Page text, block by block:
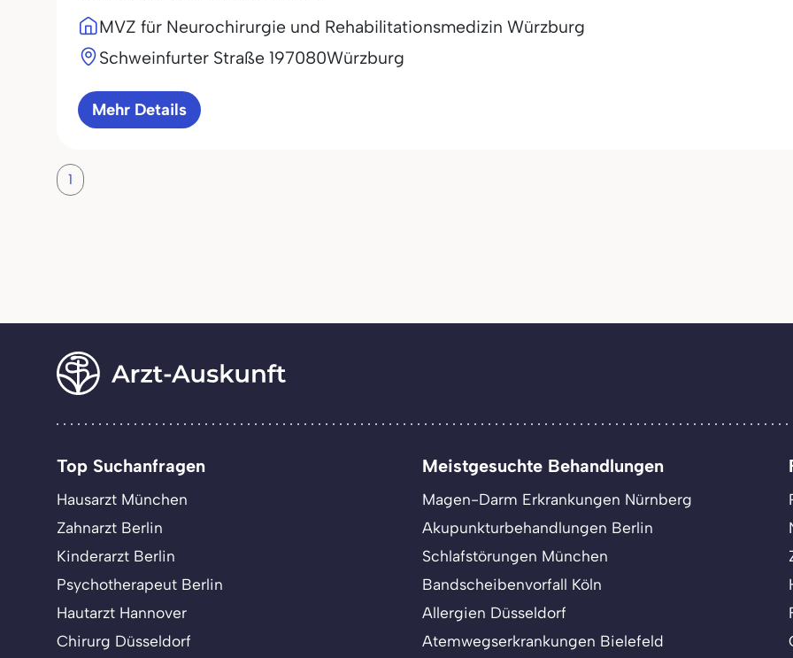
MVZ für Neurochirurgie und Rehabilitationsmedizin Würzburg
Schweinfurter Straße 197080Würzburg
Mehr Details
1
Top Suchanfragen
Hausarzt München
Zahnarzt Berlin
Kinderarzt Berlin
Psychotherapeut Berlin
Hautarzt Hannover
Chirurg Düsseldorf
Meistgesuchte Behandlungen
Magen-Darm Erkrankungen Nürnberg
Akupunkturbehandlungen Berlin
Schlafstörungen München
Bandscheibenvorfall Köln
Allergien Düsseldorf
Atemwegserkrankungen Bielefeld